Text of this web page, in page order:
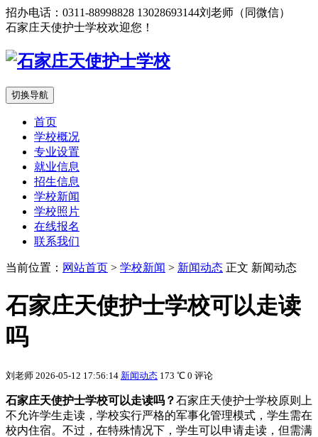
招办电话：0311-88998828 13028693144刘老师（同微信）
石家庄天使护士学校欢迎您！
切换导航
首页
学校概况
专业设置
就业信息
招生信息
学校新闻
学校照片
在线报名
联系我们
当前位置： 网站首页 > 学校新闻 > 新闻动态 正文 新闻动态
石家庄天使护士学校可以走读
吗
刘老师 2026-05-12 17:56:14 新闻动态 173 ℃ 0 评论
石家庄天使护士学校可以走读吗？石家庄天使护士学校原则上
不允许学生走读‌，学校实行严格的军事化管理模式，学生需在
校内住宿。不过，在特殊情况下，‌学生可以申请走读‌，但需满